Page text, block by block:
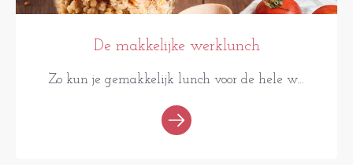
De makkelijke werklunch
Zo kun je gemakkelijk lunch voor de hele w...